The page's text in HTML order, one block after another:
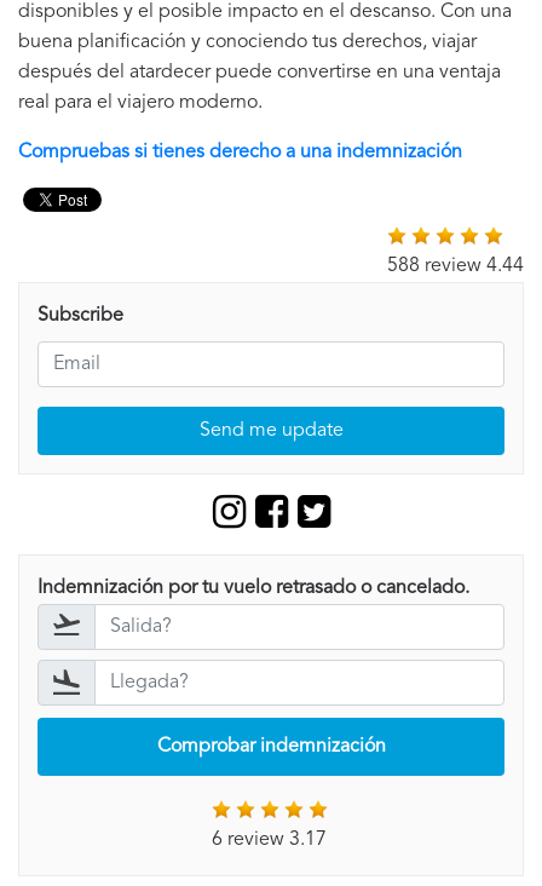
disponibles y el posible impacto en el descanso. Con una
buena planificación y conociendo tus derechos, viajar
después del atardecer puede convertirse en una ventaja
real para el viajero moderno.
Compruebas si tienes derecho a una indemnización
588 review 4.44
Subscribe
Send me update
Indemnización por tu vuelo retrasado o cancelado.
Comprobar indemnización
6 review 3.17